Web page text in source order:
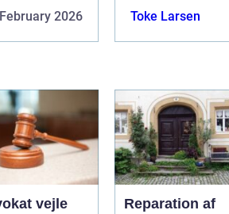
2026
godt få brug for
Toke Larsen
vejle
Reparation af